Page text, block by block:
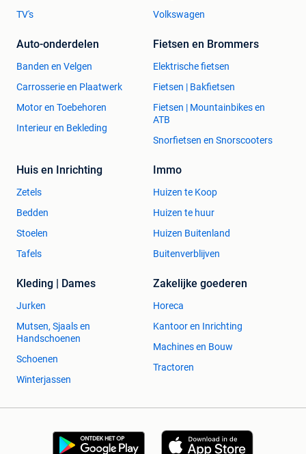
TV's
Volkswagen
Auto-onderdelen
Banden en Velgen
Carrosserie en Plaatwerk
Motor en Toebehoren
Interieur en Bekleding
Fietsen en Brommers
Elektrische fietsen
Fietsen | Bakfietsen
Fietsen | Mountainbikes en
ATB
Snorfietsen en Snorscooters
Huis en Inrichting
Zetels
Bedden
Stoelen
Tafels
Immo
Huizen te Koop
Huizen te huur
Huizen Buitenland
Buitenverblijven
Kleding | Dames
Jurken
Mutsen, Sjaals en
Handschoenen
Schoenen
Winterjassen
Zakelijke goederen
Horeca
Kantoor en Inrichting
Machines en Bouw
Tractoren